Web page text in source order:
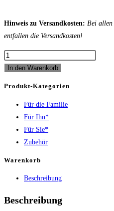
Hinweis zu Versandkosten: Bei allen
entfallen die Versandkosten!
Emagina
Geburtsvorbereitung
Menge
In den Warenkorb
Produkt-Kategorien
Für die Familie
Für Ihn*
Für Sie*
Zubehör
Warenkorb
Beschreibung
Beschreibung